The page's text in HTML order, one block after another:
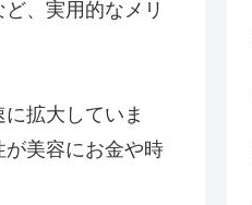
、実用的なメリ
拡大していま
美容にお金や時